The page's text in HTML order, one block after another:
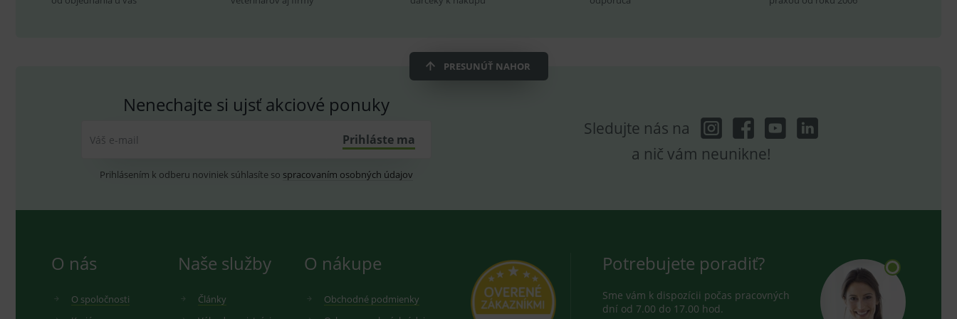
PRESUNÚŤ NAHOR
Nenechajte si ujsť akciové ponuky
Váš e-mail Prihláste ma
Prihlásením k odberu noviniek súhlasíte so spracovaním osobných údajov
Sledujte nás na
a nič vám neunikne!
O nás
O spoločnosti
Naše služby
Články
O nákupe
Obchodné podmienky
Potrebujete poradiť?
Sme vám k dispozícii počas pracovných
dní od 7.00 do 17.00 hod.